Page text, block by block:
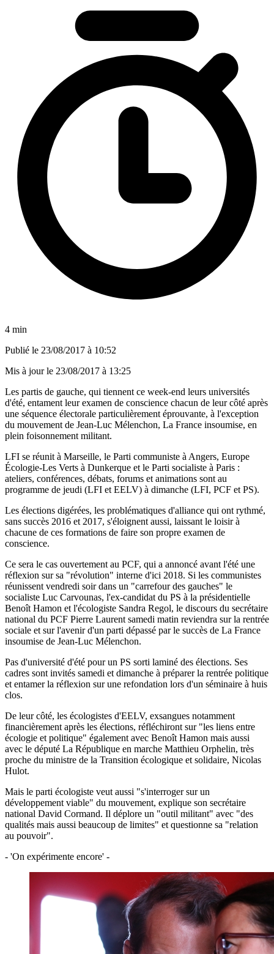
4 min
Publié le 23/08/2017 à 10:52
Mis à jour le 23/08/2017 à 13:25
Les partis de gauche, qui tiennent ce week-end leurs universités
d'été, entament leur examen de conscience chacun de leur côté après
une séquence électorale particulièrement éprouvante, à l'exception
du mouvement de Jean-Luc Mélenchon, La France insoumise, en
plein foisonnement militant.
LFI se réunit à Marseille, le Parti communiste à Angers, Europe
Écologie-Les Verts à Dunkerque et le Parti socialiste à Paris :
ateliers, conférences, débats, forums et animations sont au
programme de jeudi (LFI et EELV) à dimanche (LFI, PCF et PS).
Les élections digérées, les problématiques d'alliance qui ont rythmé,
sans succès 2016 et 2017, s'éloignent aussi, laissant le loisir à
chacune de ces formations de faire son propre examen de
conscience.
Ce sera le cas ouvertement au PCF, qui a annoncé avant l'été une
réflexion sur sa "révolution" interne d'ici 2018. Si les communistes
réunissent vendredi soir dans un "carrefour des gauches" le
socialiste Luc Carvounas, l'ex-candidat du PS à la présidentielle
Benoît Hamon et l'écologiste Sandra Regol, le discours du secrétaire
national du PCF Pierre Laurent samedi matin reviendra sur la rentrée
sociale et sur l'avenir d'un parti dépassé par le succès de La France
insoumise de Jean-Luc Mélenchon.
Pas d'université d'été pour un PS sorti laminé des élections. Ses
cadres sont invités samedi et dimanche à préparer la rentrée politique
et entamer la réflexion sur une refondation lors d'un séminaire à huis
clos.
De leur côté, les écologistes d'EELV, exsangues notamment
financièrement après les élections, réfléchiront sur "les liens entre
écologie et politique" également avec Benoît Hamon mais aussi
avec le député La République en marche Matthieu Orphelin, très
proche du ministre de la Transition écologique et solidaire, Nicolas
Hulot.
Mais le parti écologiste veut aussi "s'interroger sur un
développement viable" du mouvement, explique son secrétaire
national David Cormand. Il déplore un "outil militant" avec "des
qualités mais aussi beaucoup de limites" et questionne sa "relation
au pouvoir".
- 'On expérimente encore' -